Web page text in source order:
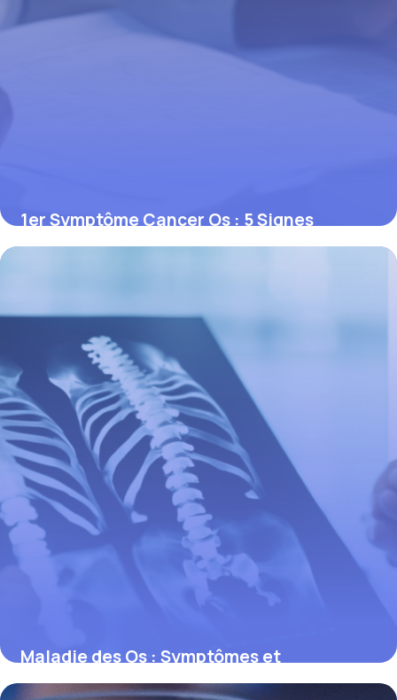
1er Symptôme Cancer Os : 5 Signes
d’Alerte
Maladie des Os : Symptômes et
Traitements 2026